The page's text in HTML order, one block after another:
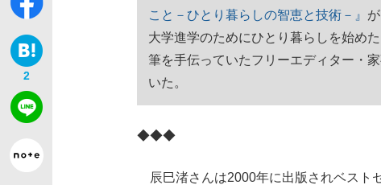
the Style
2
こと－ひとり暮らしの智恵と技術－』
大学進学のためにひとり暮らしを始め
筆を手伝っていたフリーエディター・
いた。
◆◆◆
辰巳渚さんは2000年に出版されベスト